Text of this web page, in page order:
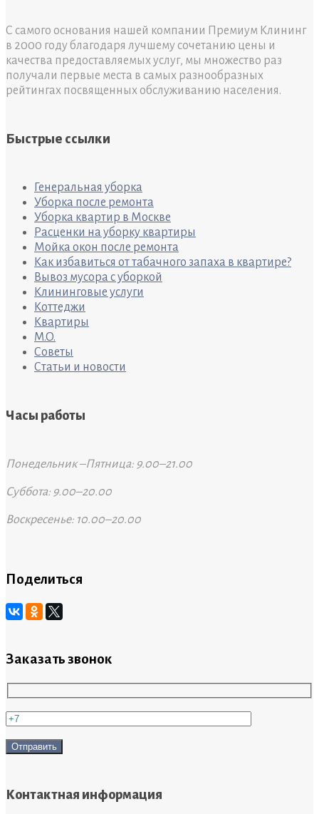
С самого основания нашей компании Премиум Клининг
в 2000 году благодаря лучшему сочетанию цены и
качества предоставляемых услуг, мы множество раз
получали первые места в самых разнообразных
рейтингах посвященных обслуживанию населения.
Быстрые ссылки
Генеральная уборка
Уборка после ремонта
Уборка квартир в Москве
Расценки на уборку квартиры
Мойка окон после ремонта
Как избавиться от табачного запаха в квартире?
Вывоз мусора с уборкой
Клининговые услуги
Коттеджи
Квартиры
M.O.
Советы
Статьи и новости
Часы работы
Понедельник –Пятница: 9.00–21.00
Суббота: 9.00–20.00
Воскресенье: 10.00–20.00
Поделиться
Заказать звонок
Контактная информация